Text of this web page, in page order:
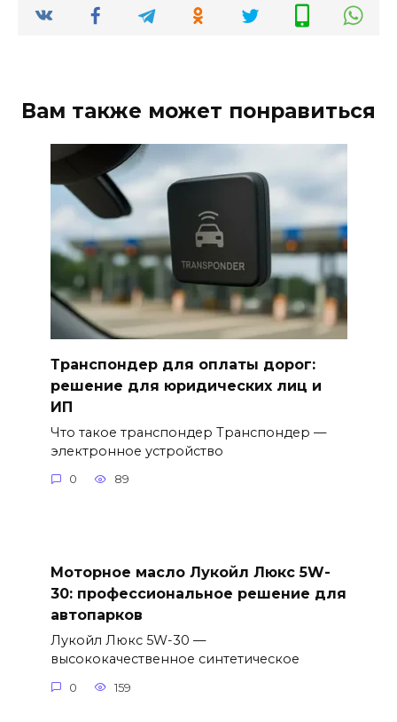
Вам также может понравиться
Транспондер для оплаты дорог:
решение для юридических лиц и
ИП
Что такое транспондер Транспондер —
электронное устройство
0 89
Моторное масло Лукойл Люкс 5W-
30: профессиональное решение для
автопарков
Лукойл Люкс 5W-30 —
высококачественное синтетическое
0 159